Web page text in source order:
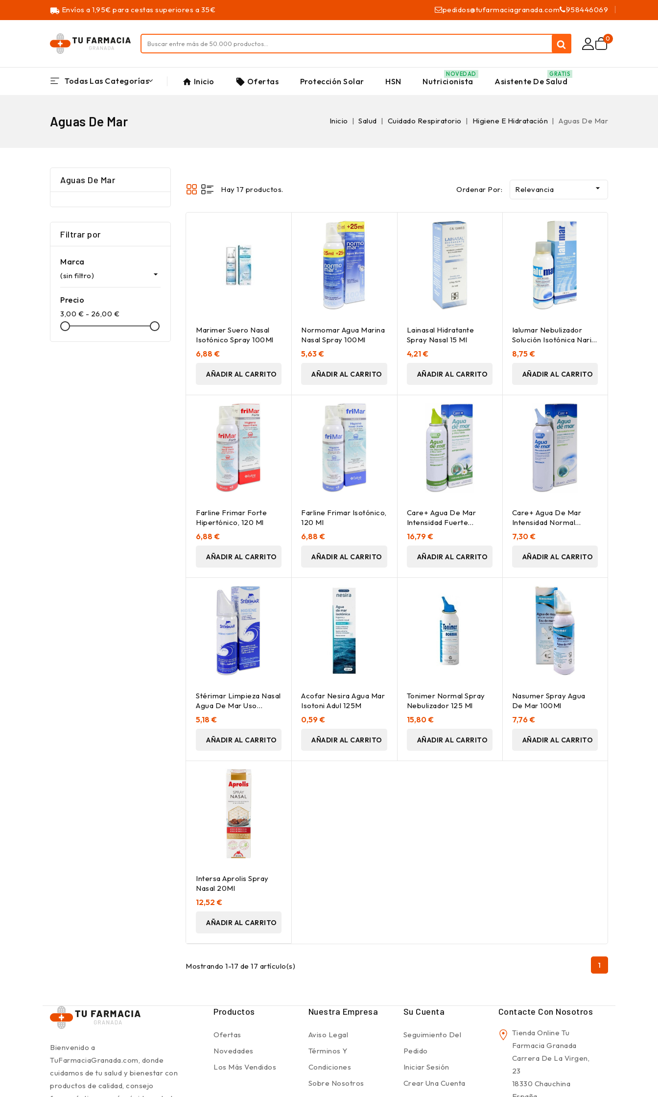
local_shipping Envíos a 1,95€ para cestas superiores a 35€ pedidos@tufarmaciagranada.com 958446069
0
Todas Las Categorías home Inicio local_offer Ofertas Protección Solar HSN Nutricionista
NOVEDAD
Asistente De Salud
GRATIS
Aguas De Mar Inicio Salud Cuidado Respiratorio Higiene E Hidratación Aguas De Mar
Aguas De Mar
Filtrar por
Marca
(sin filtro) 
Precio
3,00 € - 26,00 €
Hay 17 productos. Ordenar Por: Relevancia 
Marimer Suero Nasal
Isotónico Spray 100Ml
6,88 €
AÑADIR AL CARRITO
Normomar Agua Marina
Nasal Spray 100Ml
5,63 €
AÑADIR AL CARRITO
Lainasal Hidratante
Spray Nasal 15 Ml
4,21 €
AÑADIR AL CARRITO
Ialumar Nebulizador
Solución Isotónica Nariz
Y Oídos, 100 Ml
8,75 €
AÑADIR AL CARRITO
Farline Frimar Forte
Hipertónico, 120 Ml
6,88 €
AÑADIR AL CARRITO
Farline Frimar Isotónico,
120 Ml
6,88 €
AÑADIR AL CARRITO
Care+ Agua De Mar
Intensidad Fuerte
Hipertónica, 125 Ml
16,79 €
AÑADIR AL CARRITO
Care+ Agua De Mar
Intensidad Normal
Isotónica 125Ml
7,30 €
AÑADIR AL CARRITO
Stérimar Limpieza Nasal
Agua De Mar Uso
Diario, 50 Ml
5,18 €
AÑADIR AL CARRITO
Acofar Nesira Agua Mar
Isotoni Adul 125M
0,59 €
AÑADIR AL CARRITO
Tonimer Normal Spray
Nebulizador 125 Ml
15,80 €
AÑADIR AL CARRITO
Nasumer Spray Agua
De Mar 100Ml
7,76 €
AÑADIR AL CARRITO
Intersa Aprolis Spray
Nasal 20Ml
12,52 €
AÑADIR AL CARRITO
Mostrando 1-17 de 17 artículo(s) 1
Bienvenido a
TuFarmaciaGranada.com, donde
cuidamos de tu salud y bienestar con
productos de calidad, consejo
Productos
Ofertas
Novedades
Los Más Vendidos
Nuestra Empresa
Aviso Legal
Términos Y
Condiciones
Sobre Nosotros
Su Cuenta
Seguimiento Del
Pedido
Iniciar Sesión
Crear Una Cuenta
Contacte Con Nosotros
Tienda Online Tu
Farmacia Granada
Carrera De La Virgen,
23
18330 Chauchina